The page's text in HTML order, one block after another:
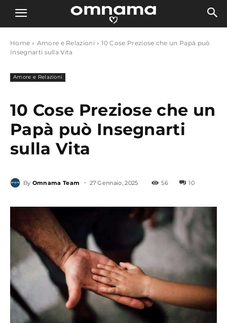
Home Amore e Relazioni
10 Cose Preziose che un Papà può
Insegnarti sulla Vita
Amore e Relazioni
10 Cose Preziose che un
Papà può Insegnarti
sulla Vita
By Omnama Team - 27 Gennaio, 2025 56 10